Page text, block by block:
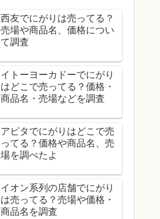
西友でにがりは売ってる？
売場や商品名、価格につい
て調査
イトーヨーカドーでにがり
はどこで売ってる？価格・
商品名・売場などを調査
アピタでにがりはどこで売
ってる？価格や商品名、売
場を調べたよ
イオン系列の店舗でにがり
は売ってる？売場や価格・
商品名を調査